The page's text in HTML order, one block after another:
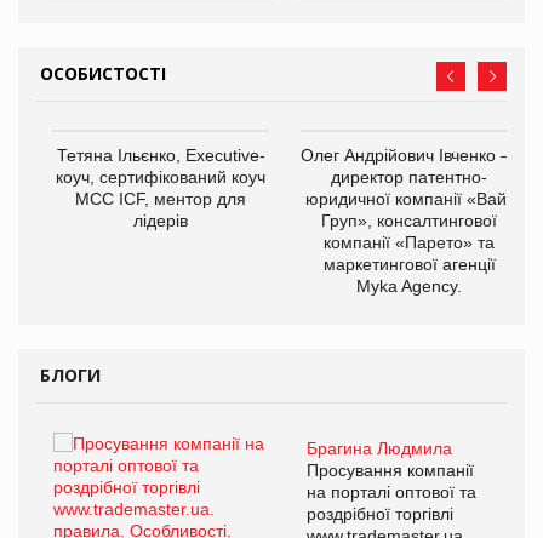
ОСОБИСТОСТІ
Тетяна Ільєнко, Executive-
коуч, сертифікований коуч
МСС ICF, ментор для
лідерів
Олег Андрійович Івченко —
директор патентно-
юридичної компанії «Вайз
Груп», консалтингової
компанії «Парето» та
маркетингової агенції
Myka Agency.
БЛОГИ
Брагина Людмила
Просування компанії
на порталі оптової та
роздрібної торгівлі